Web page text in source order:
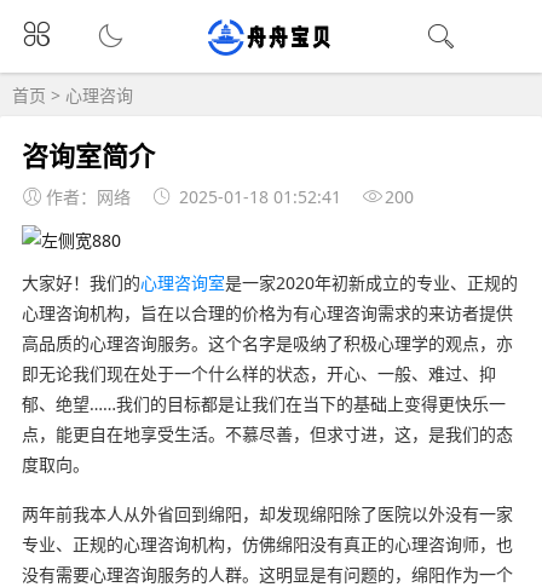
首页 > 心理咨询
咨询室简介
作者：网络 2025-01-18 01:52:41 200
大家好！我们的心理咨询室是一家2020年初新成立的专业、正规的
心理咨询机构，旨在以合理的价格为有心理咨询需求的来访者提供
高品质的心理咨询服务。这个名字是吸纳了积极心理学的观点，亦
即无论我们现在处于一个什么样的状态，开心、一般、难过、抑
郁、绝望……我们的目标都是让我们在当下的基础上变得更快乐一
点，能更自在地享受生活。不慕尽善，但求寸进，这，是我们的态
度取向。
两年前我本人从外省回到绵阳，却发现绵阳除了医院以外没有一家
专业、正规的心理咨询机构，仿佛绵阳没有真正的心理咨询师，也
没有需要心理咨询服务的人群。这明显是有问题的，绵阳作为一个